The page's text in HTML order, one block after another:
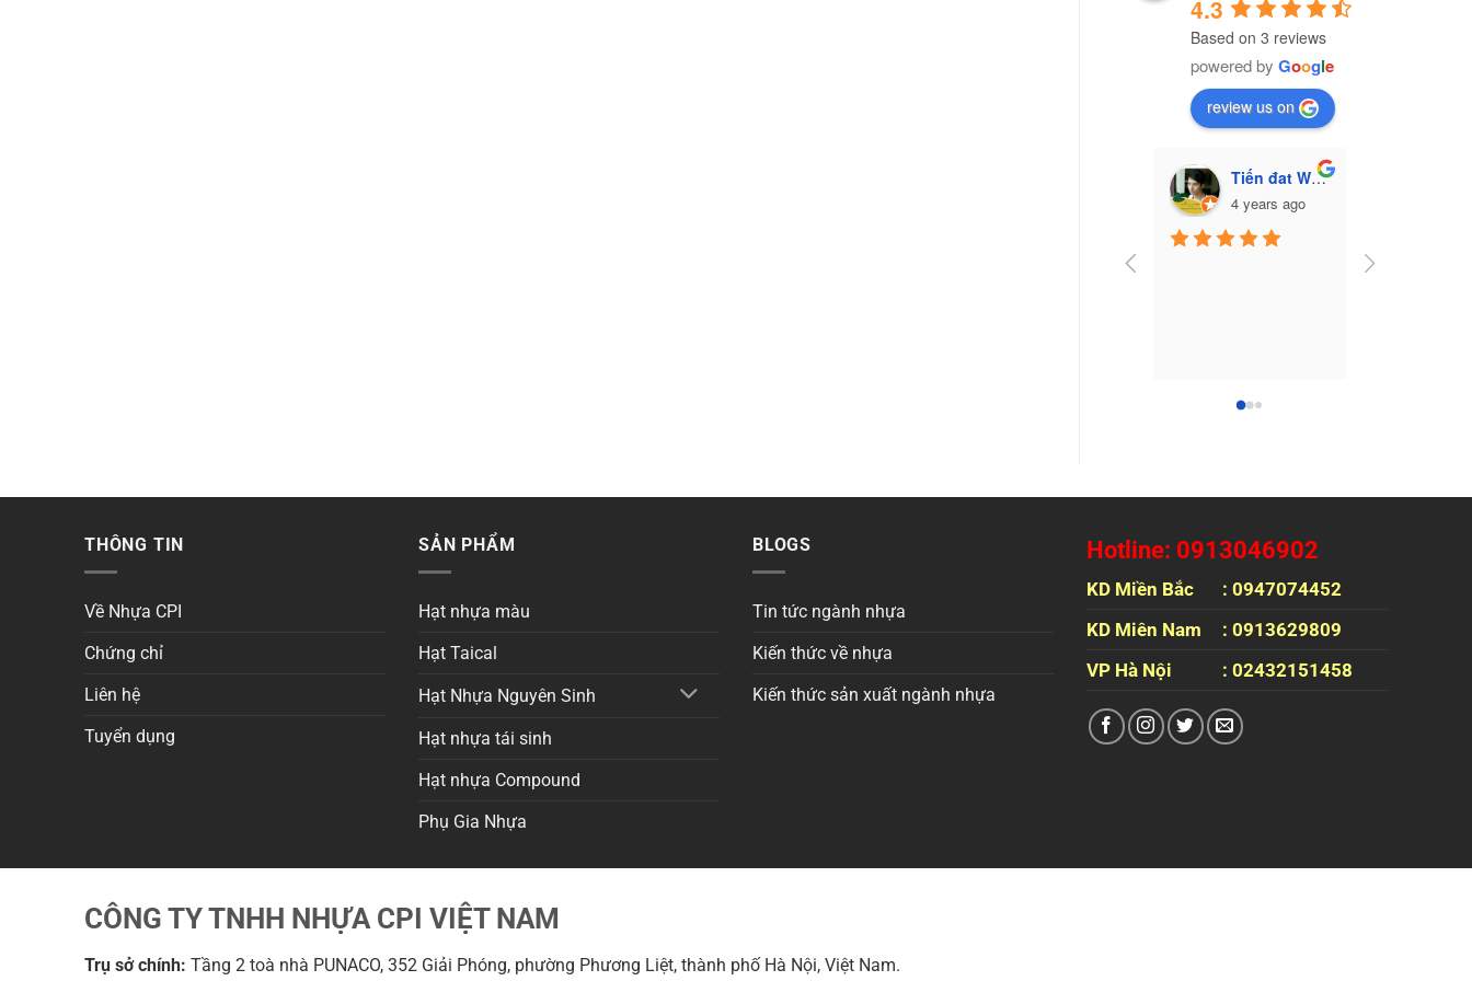
4.3
Based on 3 reviews
powered by Google
review us on
Tiến đat Wasabi (Cú mèo)
4 years ago
Công ty
THÔNG TIN
Về Nhựa CPI
Chứng chỉ
Liên hệ
Tuyển dụng
SẢN PHẨM
Hạt nhựa màu
Hạt Taical
Hạt Nhựa Nguyên Sinh
Hạt nhựa tái sinh
Hạt nhựa Compound
Phụ Gia Nhựa
BLOGS
Tin tức ngành nhựa
Kiến thức về nhựa
Kiến thức sản xuất ngành nhựa
Hotline: 0913046902
KD Miền Bắc
: 0947074452
KD Miên Nam
: 0913629809
VP Hà Nội
: 02432151458
CÔNG TY TNHH NHỰA CPI VIỆT NAM
Trụ sở chính: Tầng 2 toà nhà PUNACO, 352 Giải Phóng, phường Phương Liệt, thành phố Hà Nội, Việt Nam.